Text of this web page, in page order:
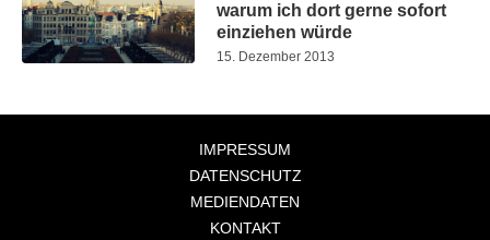
warum ich dort gerne sofort
einziehen würde
15. Dezember 2013
IMPRESSUM
DATENSCHUTZ
MEDIENDATEN
KONTAKT